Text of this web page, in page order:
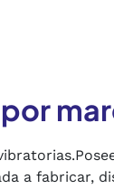
a fabricar,